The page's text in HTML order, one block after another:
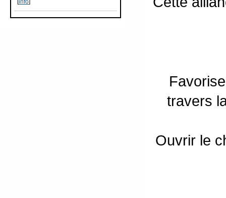
travers
Ouvrir le